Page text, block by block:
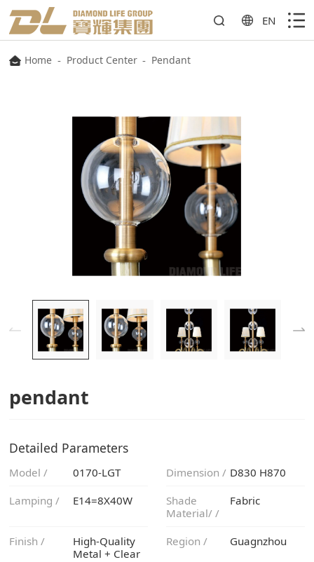
EN
Home - Product Center - Pendant
pendant
Detailed Parameters
Model / 0170-LGT Dimension / D830 H870
Lamping /
E14=8X40W
Material/ /
Fabric
Finish / Region / Guagnzhou